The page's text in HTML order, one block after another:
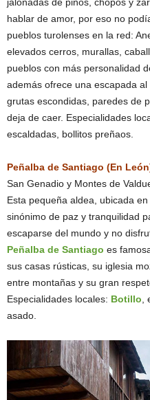
hablar de amor, por eso no
pueblos turolenses en la red:
elevados cerros, murallas,
pueblos con más personalidad
además ofrece una escapada al
grutas escondidas, paredes de
deja de caer. Especialidades
escaldadas, bollitos preñaos.
Peñalba de Santiago (En
San Genadio y Montes de
Esta pequeña aldea, ubicada
sinónimo de paz y tranquilidad
escaparse del mundo y no
Peñalba de Santiago es
sus casas rústicas, su iglesia
entre montañas y su gran
Especialidades locales: Botillo
asado.